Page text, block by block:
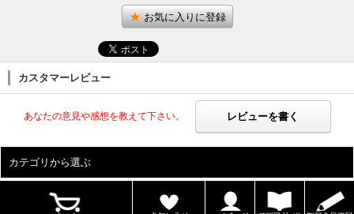
お気に入りに登録
カスタマーレビュー
あなたの意見や感想を教えて下さい。 レビューを書く
カテゴリから選ぶ